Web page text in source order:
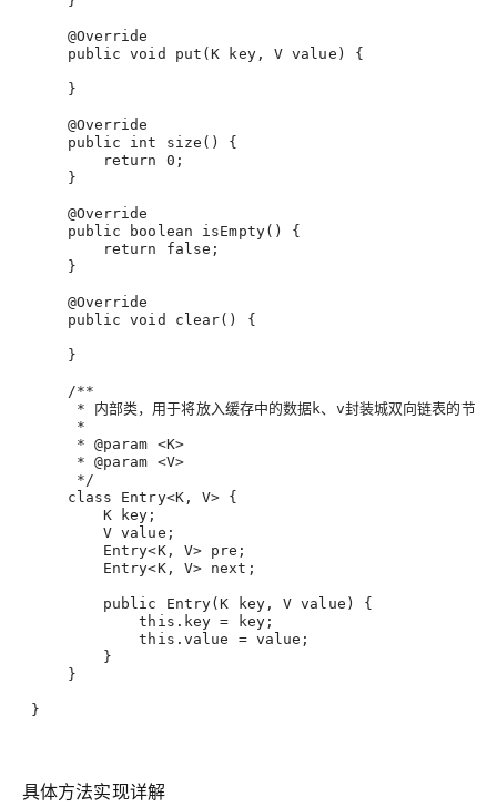
@Override
public
void put (K key, V value) {
}
@Override
public
int size ()
{
return
0 ;
}
@Override
public
boolean isEmpty()
{
return
false ;
}
@Override
public
void clear() {
}
/**
* 内部类，用于将放入缓存中的数据k、v封装城双向链表的节点
*
* @param <K>
* @param <V>
*/
class
Entry<K, V> {
K key;
V value;
Entry<K, V> pre;
Entry<K, V> next;
public Entry(K key, V value)
{
this .key = key;
this .value = value;
}
}
}
具体方法实现详解